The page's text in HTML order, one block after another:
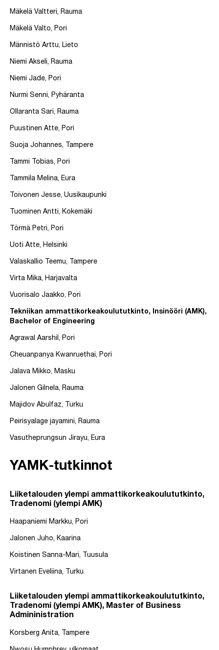
Mäkelä Valtteri, Rauma
Mäkelä Valto, Pori
Männistö Arttu, Lieto
Niemi Akseli, Rauma
Niemi Jade, Pori
Nurmi Senni, Pyhäranta
Ollaranta Sari, Rauma
Puustinen Atte, Pori
Suoja Johannes, Tampere
Tammi Tobias, Pori
Tammila Melina, Eura
Toivonen Jesse, Uusikaupunki
Tuominen Antti, Kokemäki
Törmä Petri, Pori
Uoti Atte, Helsinki
Valaskallio Teemu, Tampere
Virta Mika, Harjavalta
Vuorisalo Jaakko, Pori
Tekniikan ammattikorkeakoulututkinto, Insinööri (AMK),
Bachelor of Engineering
Agrawal Aarshil, Pori
Cheuanpanya Kwanruethai, Pori
Jalava Mikko, Masku
Jalonen Gilnela, Rauma
Majidov Abulfaz, Turku
Peirisyalage jayamini, Rauma
Vasutheprungsun Jirayu, Eura
YAMK-tutkinnot
Liiketalouden ylempi ammattikorkeakoulututkinto,
Tradenomi (ylempi AMK)
Haapaniemi Markku, Pori
Jalonen Juho, Kaarina
Koistinen Sanna-Mari, Tuusula
Virtanen Eveliina, Turku
Liiketalouden ylempi ammattikorkeakoulututkinto,
Tradenomi (ylempi AMK), Master of Business
Admininistration
Korsberg Anita, Tampere